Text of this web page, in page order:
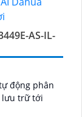
AS-IL-
động phân
lưu trữ tới